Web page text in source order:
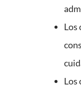
Los
Los